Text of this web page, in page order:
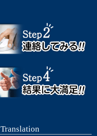
Translation